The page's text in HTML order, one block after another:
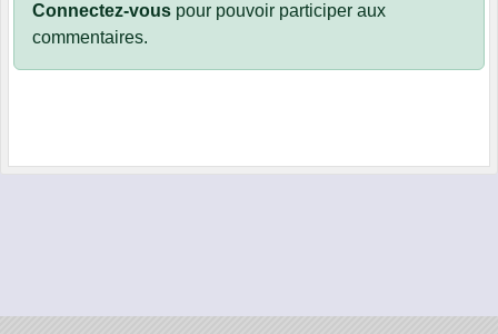
Connectez-vous pour pouvoir participer aux
commentaires.